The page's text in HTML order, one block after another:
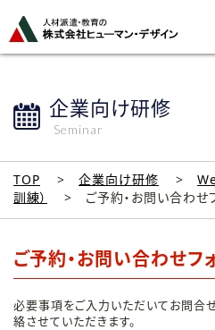
企業向け研修
Seminar
TOP 企業向け研修
訓練）
ご予約・お問い合わせ
ご予約・お問い合わせフ
必要事項をご入力いただいてお問合
絡させていただきます。
ジ
ト